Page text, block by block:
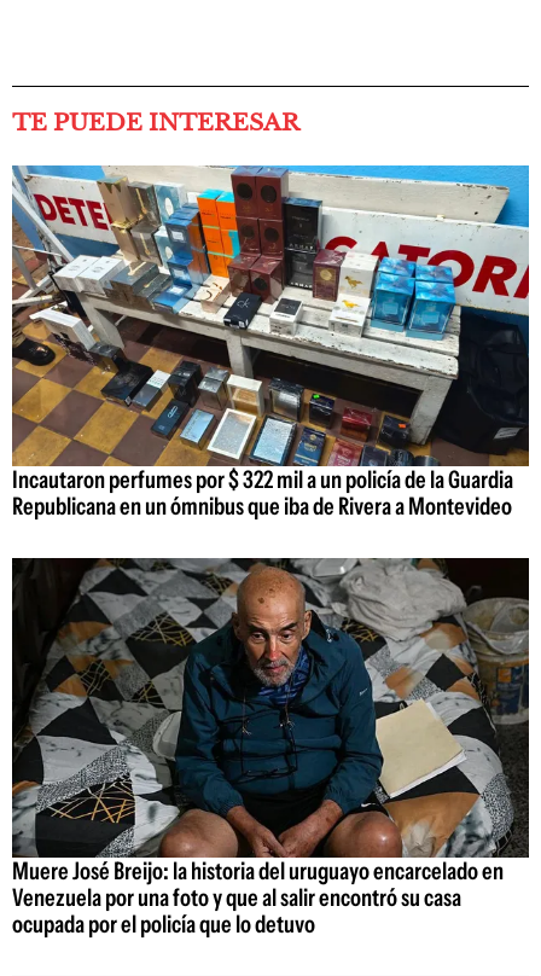
TE PUEDE INTERESAR
Incautaron perfumes por $ 322 mil a un policía de la Guardia
Republicana en un ómnibus que iba de Rivera a Montevideo
Muere José Breijo: la historia del uruguayo encarcelado en
Venezuela por una foto y que al salir encontró su casa
ocupada por el policía que lo detuvo